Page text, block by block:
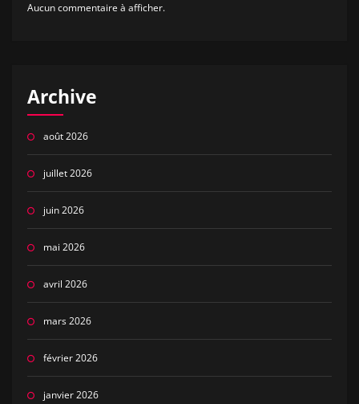
Aucun commentaire à afficher.
Archive
août 2026
juillet 2026
juin 2026
mai 2026
avril 2026
mars 2026
février 2026
janvier 2026